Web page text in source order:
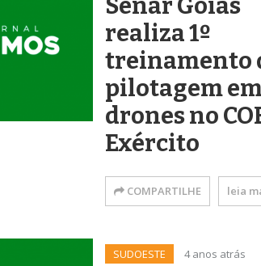
Senar Goiás
realiza 1º
treinamento
pilotagem
drones no
Exército
COMPARTILHE leia
SUDOESTE 4 anos atrás